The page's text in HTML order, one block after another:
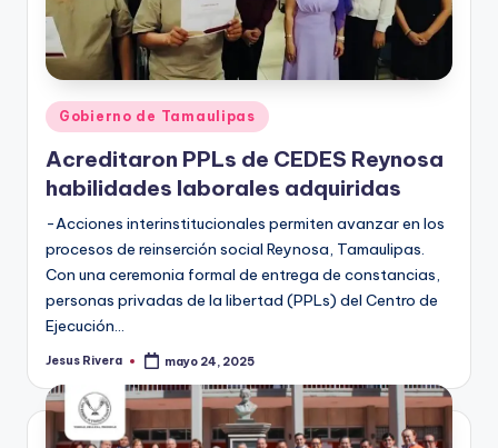
Publicado
en
Gobierno de Tamaulipas
Acreditaron PPLs de CEDES Reynosa
habilidades laborales adquiridas
-Acciones interinstitucionales permiten avanzar en los
procesos de reinserción social Reynosa, Tamaulipas.
Con una ceremonia formal de entrega de constancias,
personas privadas de la libertad (PPLs) del Centro de
Ejecución…
Publicado
Jesus Rivera mayo 24, 2025